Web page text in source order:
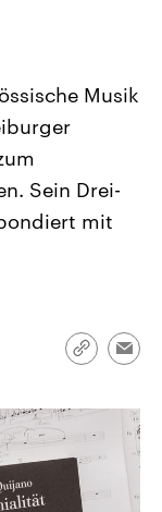
und
die Vereinigten
Musik
Sein Drei-
mit
Link